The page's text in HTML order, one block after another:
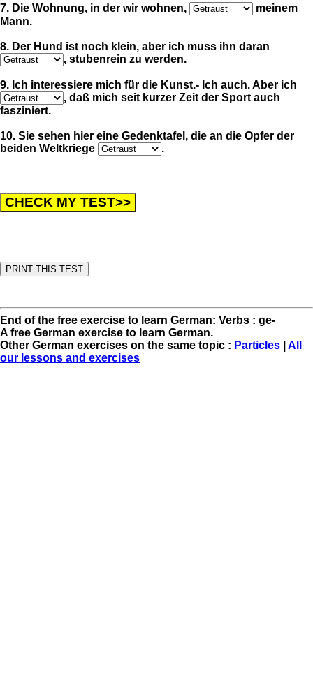
7. Die Wohnung, in der wir wohnen,
meinem
Mann.
8. Der Hund ist noch klein, aber ich muss ihn daran
, stubenrein zu werden.
9. Ich interessiere mich für die Kunst.- Ich auch. Aber ich
, daß mich seit kurzer Zeit der Sport auch
fasziniert.
10. Sie sehen hier eine Gedenktafel, die an die Opfer der
beiden Weltkriege
.
End of the free exercise to learn German: Verbs : ge-
A free German exercise to learn German.
Other German exercises on the same topic : Particles
All
our lessons and exercises